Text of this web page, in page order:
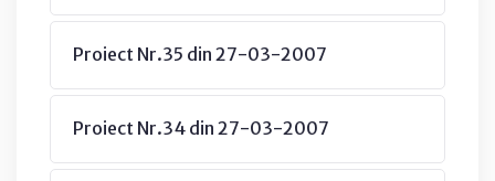
Proiect Nr.35 din 27-03-2007
Proiect Nr.34 din 27-03-2007